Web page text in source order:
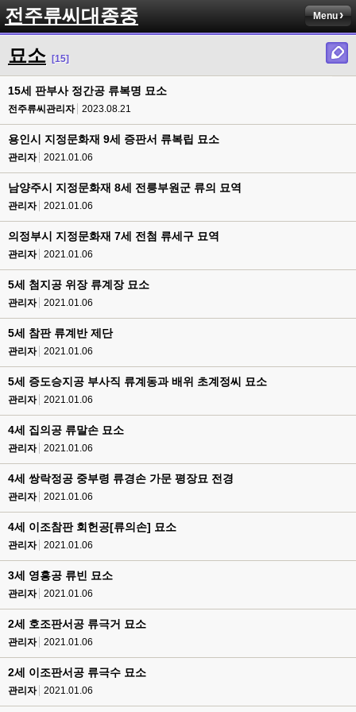
전주류씨대종중 Menu
묘소 [15]
15세 판부사 정간공 류복명 묘소
전주류씨관리자 2023.08.21
용인시 지정문화재 9세 증판서 류복립 묘소
관리자 2021.01.06
남양주시 지정문화재 8세 전릉부원군 류의 묘역
관리자 2021.01.06
의정부시 지정문화재 7세 전첨 류세구 묘역
관리자 2021.01.06
5세 첨지공 위장 류계장 묘소
관리자 2021.01.06
5세 참판 류계반 제단
관리자 2021.01.06
5세 증도승지공 부사직 류계동과 배위 초계정씨 묘소
관리자 2021.01.06
4세 집의공 류말손 묘소
관리자 2021.01.06
4세 쌍락정공 중부령 류경손 가문 평장묘 전경
관리자 2021.01.06
4세 이조참판 회헌공[류의손] 묘소
관리자 2021.01.06
3세 영흥공 류빈 묘소
관리자 2021.01.06
2세 호조판서공 류극거 묘소
관리자 2021.01.06
2세 이조판서공 류극수 묘소
관리자 2021.01.06